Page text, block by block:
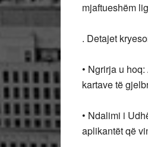
mjaftueshëm
. Detajet
• Ngrirja u
kartave të
• Ndalimi i
aplikantët që